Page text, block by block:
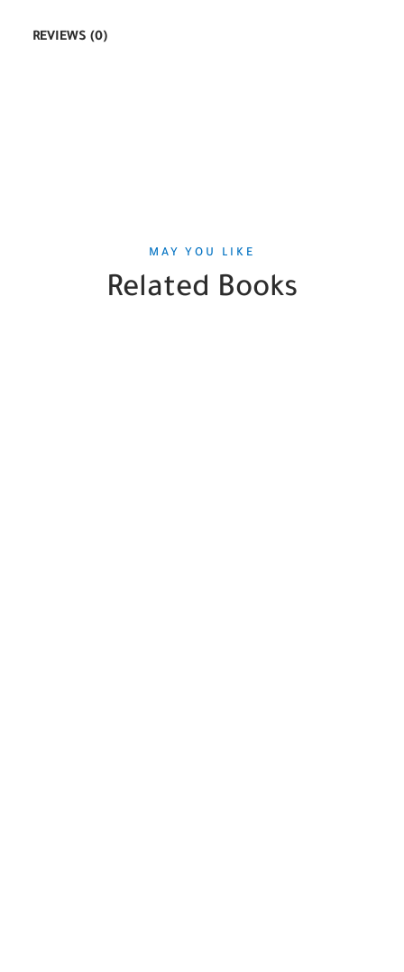
REVIEWS (0)
MAY YOU LIKE
Related Books